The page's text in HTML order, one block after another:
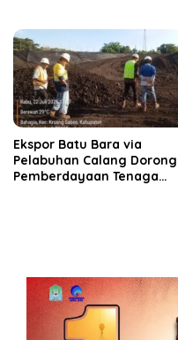
‎Ekspor Batu Bara via
Pelabuhan Calang Dorong
Pemberdayaan Tenaga